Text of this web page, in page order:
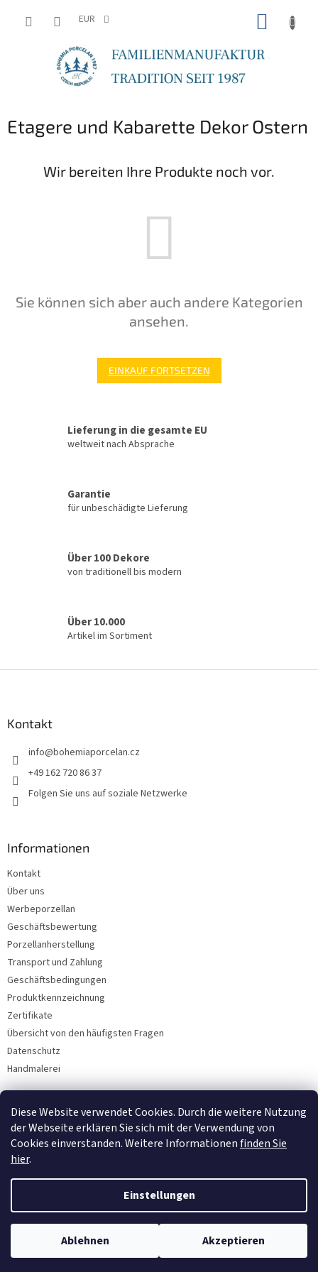
Diese Website verwendet Cookies. Durch die weitere Nutzung
der Webseite erklären Sie sich mit der Verwendung von
Cookies einverstanden. Weitere Informationenfinden Sie
hier.
Einstellungen
Ablehnen Akzeptieren
EUR
Etagere und Kabarette Dekor Ostern
Wir bereiten Ihre Produkte noch vor.
Sie können sich aber auch andere Kategorien
ansehen.
EINKAUF FORTSETZEN
Lieferung in die gesamte EU
weltweit nach Absprache
Garantie
für unbeschädigte Lieferung
Über 100 Dekore
von traditionell bis modern
Über 10.000
Artikel im Sortiment
Kontakt
info@bohemiaporcelan.cz
+49 162 720 86 37
Folgen Sie uns auf soziale Netzwerke
Informationen
Kontakt
Über uns
Werbeporzellan
Geschäftsbewertung
Porzellanherstellung
Transport und Zahlung
Geschäftsbedingungen
Produktkennzeichnung
Zertifikate
Übersicht von den häufigsten Fragen
Datenschutz
Handmalerei
Facebook
Copyright 2026Bohemia Porzellan 1987 . Alle Rechte vorbehalten.